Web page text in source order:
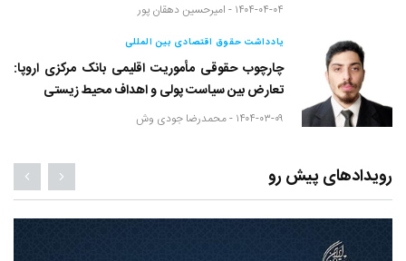
۱۴۰۴-۰۴-۰۴ - امیرحسین دهقان پور
یادداشت حقوق اقتصادی بین المللی
چارچوب حقوقی مأموریت اقلیمی بانک مرکزی اروپا:
تعارض بین سیاست پولی و اهداف محیط زیستی
۱۴۰۴-۰۳-۰۹ - محمدرضا جودی وش
رویدادهای پیش رو